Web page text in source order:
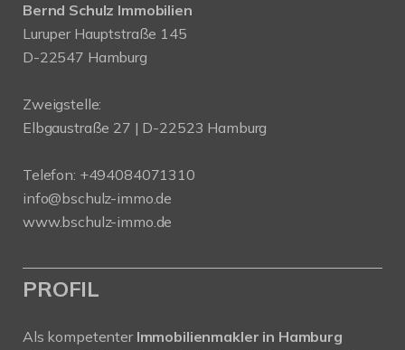
Bernd Schulz Immobilien
Luruper Hauptstraße 145
D-22547 Hamburg
Zweigstelle:
Elbgaustraße 27 | D-22523 Hamburg
Telefon: +494084071310
info@bschulz-immo.de
www.bschulz-immo.de
PROFIL
Als kompetenter Immobilienmakler in Hamburg